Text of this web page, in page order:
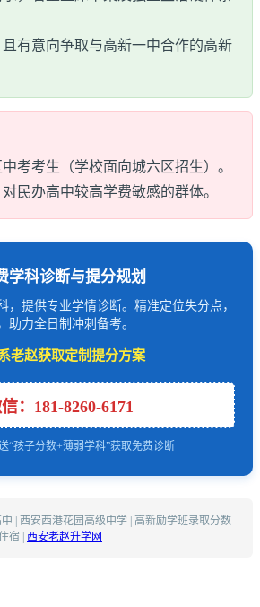
有意向争取与高新一中合作的高新
考考生（学校面向城六区招生）。
民办高中较高学费敏感的群体。
学科诊断与提分规划
，提供专业学情诊断。精准定位失分点，
助力全日制冲刺备考。
老赵获取定制提分方案
：181-8260-6171
“孩子分数+薄弱学科”获取免费诊断
| 西安西港花园高级中学 | 高新励学班录取分数
宿 | 西安老赵升学网